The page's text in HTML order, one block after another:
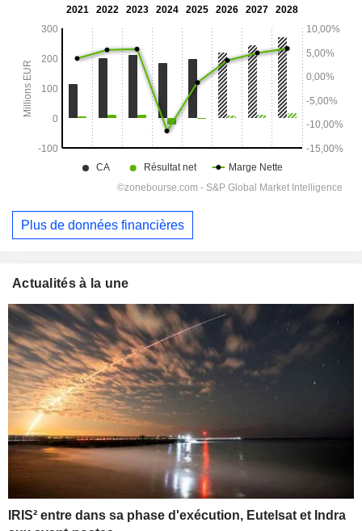
Plus de données financières
Actualités à la une
IRIS² entre dans sa phase d'exécution, Eutelsat et Indra